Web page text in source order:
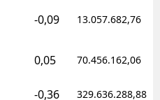
-0,09 13.057.682,76
0,05 70.456.162,06
-0,36 329.636.288,88